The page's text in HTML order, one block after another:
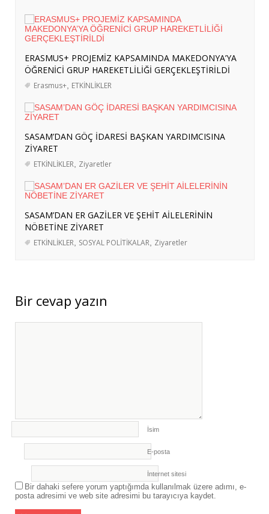
ERASMUS+ PROJEMİZ KAPSAMINDA
BERLİN’E KURS VE İŞBAŞI GÖZLEM
HAREKETLİLİKLERİ DÜZENLENDİ- 3
Ağustos 2026
ERASMUS+ PROJEMİZ KAPSAMINDA
ALMANYA’YA İŞBAŞI GÖZLEM
HAREKETLİLİĞİ GERÇEKLEŞTİRİLDİ
Ağustos 2026
İRAN’A YÖNELİK OLASI BİR KARA
HAREKÂTININ BÖLGESEL DİNAMİKLERİ
VE KOMŞU ÜLKELERE YÜKLENEBİLECEK
ROLLER - 3 Ağustos 2026
ABD-İRAN GERİLİMİ: SAVAŞ ÖNCESİ
BÖLGESEL HAZIRLIKLAR, STRATEJİK
HEDEFLER VE GELECEK PROJEKSİYONU
İSVEÇ’E HAZIRLIK ZİYARETİ
ERASMUS+ PROJEMİZ KAPSAMINDA MAKEDONYA’YA
ÖĞRENİCİ GRUP HAREKETLİLİĞİ GERÇEKLEŞTİRİLDİ
Erasmus+ ETKİNLİKLER
SASAM’DAN GÖÇ İDARESİ BAŞKAN YARDIMCISINA
ZİYARET
ETKİNLİKLER Ziyaretler
SASAM’DAN ER GAZİLER VE ŞEHİT AİLELERİNİN
NÖBETİNE ZİYARET
ETKİNLİKLER SOSYAL POLİTİKALAR Ziyaretler
Bir cevap yazın
İsim
E-posta
İnternet sitesi
Bir dahaki sefere yorum yaptığımda kullanılmak üzere adımı, e-
posta adresimi ve web site adresimi bu tarayıcıya kaydet.